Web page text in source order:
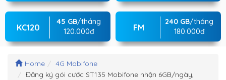
KC120
45 GB/tháng
120.000đ
FM
240 GB/tháng
180.000đ
Home
4G Mobifone
Đăng ký gói cước ST135 Mobifone nhận 6GB/ngày,